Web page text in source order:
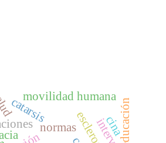
normas
catarsis
movilidad humana
educación
cina